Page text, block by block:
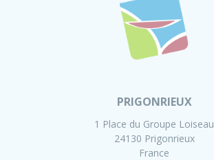
PRIGONRIEUX
1 Place du Groupe Loiseau
24130 Prigonrieux
France